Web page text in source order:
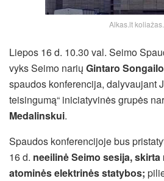
Alkas.lt koliažas.
Liepos 16 d. 10.30 val. Seimo
vyks Seimo narių Gintaro
spaudos konferencija, dalyvaujant
teisingumą“ iniciatyvinės grupės
Medalinskui.
Spaudos konferencijoje bus
16 d. neeilinė Seimo sesija,
atominės elektrinės statybos;